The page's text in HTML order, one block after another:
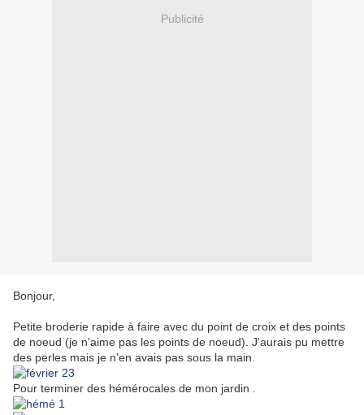
Publicité
Bonjour,
Petite broderie rapide à faire avec du point de croix et des points
de noeud (je n'aime pas les points de noeud). J'aurais pu mettre
des perles mais je n'en avais pas sous la main.
Pour terminer des hémérocales de mon jardin .